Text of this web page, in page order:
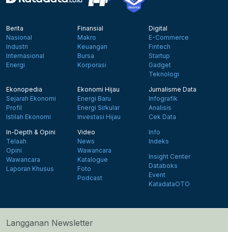
Berita
Nasional
Industri
Internasional
Energi
Finansial
Makro
Keuangan
Bursa
Korporasi
Digital
E-Commerce
Fintech
Startup
Gadget
Teknologi
Ekonopedia
Sejarah Ekonomi
Profil
Istilah Ekonomi
Ekonomi Hijau
Energi Baru
Energi Sirkular
Investasi Hijau
Jurnalisme Data
Infografik
Analisis
Cek Data
In-Depth & Opini
Telaah
Opini
Wawancara
Laporan Khusus
Video
News
Wawancara
Katalogue
Foto
Podcast
Info
Indeks
Insight Center
Databoks
Event
KatadataOTO
Langganan Newsletter